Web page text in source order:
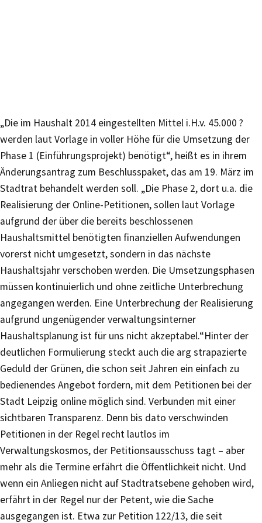
„Die im Haushalt 2014 eingestellten Mittel i.H.v. 45.000 ?
werden laut Vorlage in voller Höhe für die Umsetzung der
Phase 1 (Einführungsprojekt) benötigt“, heißt es in ihrem
Änderungsantrag zum Beschlusspaket, das am 19. März im
Stadtrat behandelt werden soll. „Die Phase 2, dort u.a. die
Realisierung der Online-Petitionen, sollen laut Vorlage
aufgrund der über die bereits beschlossenen
Haushaltsmittel benötigten finanziellen Aufwendungen
vorerst nicht umgesetzt, sondern in das nächste
Haushaltsjahr verschoben werden. Die Umsetzungsphasen
müssen kontinuierlich und ohne zeitliche Unterbrechung
angegangen werden. Eine Unterbrechung der Realisierung
aufgrund ungenügender verwaltungsinterner
Haushaltsplanung ist für uns nicht akzeptabel.“Hinter der
deutlichen Formulierung steckt auch die arg strapazierte
Geduld der Grünen, die schon seit Jahren ein einfach zu
bedienendes Angebot fordern, mit dem Petitionen bei der
Stadt Leipzig online möglich sind. Verbunden mit einer
sichtbaren Transparenz. Denn bis dato verschwinden
Petitionen in der Regel recht lautlos im
Verwaltungskosmos, der Petitionsausschuss tagt – aber
mehr als die Termine erfährt die Öffentlichkeit nicht. Und
wenn ein Anliegen nicht auf Stadtratsebene gehoben wird,
erfährt in der Regel nur der Petent, wie die Sache
ausgegangen ist. Etwa zur Petition 122/13, die seit